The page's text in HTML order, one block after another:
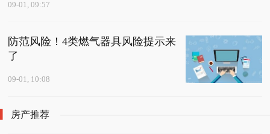
09-01, 09:57
防范风险！4类燃气器具风险提示来
了
09-01, 10:08
房产推荐